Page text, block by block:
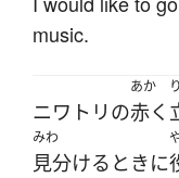
music.
ニワトリ の
あか
赤く
みわ
見分ける ときに